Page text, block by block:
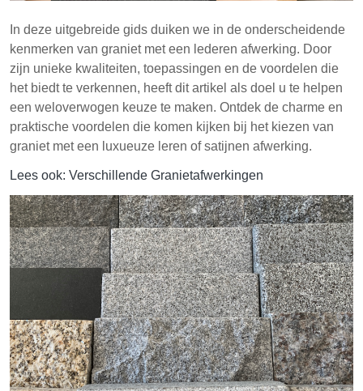
In deze uitgebreide gids duiken we in de onderscheidende
kenmerken van graniet met een lederen afwerking. Door
zijn unieke kwaliteiten, toepassingen en de voordelen die
het biedt te verkennen, heeft dit artikel als doel u te helpen
een weloverwogen keuze te maken. Ontdek de charme en
praktische voordelen die komen kijken bij het kiezen van
graniet met een luxueuze leren of satijnen afwerking.
Lees ook: Verschillende Granietafwerkingen